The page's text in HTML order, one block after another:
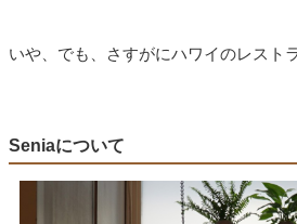
いや、でも、さすがにハワイのレスト
Seniaについて